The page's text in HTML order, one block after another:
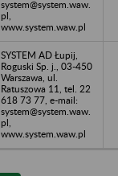
system@system.waw.
pl,
www.system.waw.pl
SYSTEM AD Łupij,
Roguski Sp. j., 03-450
Warszawa, ul.
Ratuszowa 11, tel. 22
618 73 77, e-mail:
system@system.waw.
pl,
www.system.waw.pl